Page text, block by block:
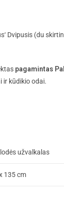
Dvipusis (du
pagamintas
ir kūdikio odai.
užvalkalas
135 cm